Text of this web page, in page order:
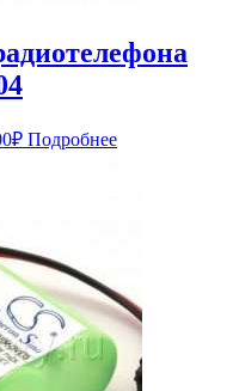
₽Текущая
цена:
Подробнее